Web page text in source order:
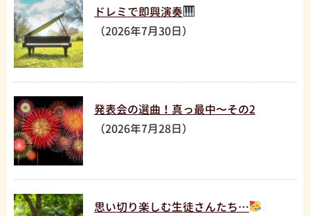
ドレミで即興演奏
（2026年7月30日）
発表会の選曲！真っ最中〜その2
（2026年7月28日）
思い切り楽しむ生徒さんたち…